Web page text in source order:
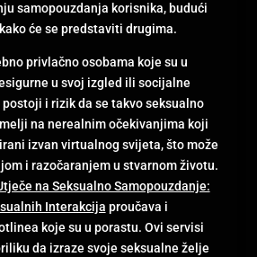
samopouzdanja korisnika, budući
će se predstaviti drugima.
privlačno osobama koje su u
u svoj izgled ili socijalne
i rizik da se takvo seksualno
na nerealnim očekivanjima koji
izvan virtualnog svijeta, što može
i razočaranjem u stvarnom životu.
na Seksualno Samopouzdanje:
Interakcija proučava i
koje su u porastu. Ovi servisi
da izraze svoje seksualne želje